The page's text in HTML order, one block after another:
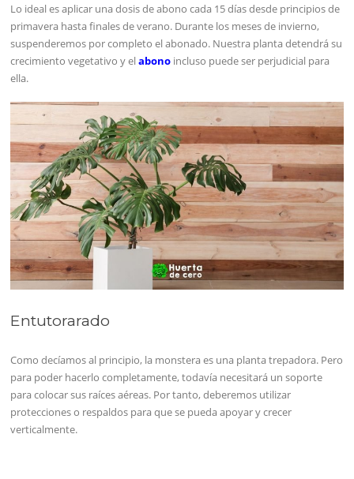
Lo ideal es aplicar una dosis de abono cada 15 días desde principios de
primavera hasta finales de verano. Durante los meses de invierno,
suspenderemos por completo el abonado. Nuestra planta detendrá su
crecimiento vegetativo y elabono incluso puede ser perjudicial para
ella.
Entutorarado
Como decíamos al principio, la monstera es una planta trepadora. Pero
para poder hacerlo completamente, todavía necesitará un soporte
para colocar sus raíces aéreas. Por tanto, deberemos utilizar
protecciones o respaldos para que se pueda apoyar y crecer
verticalmente.